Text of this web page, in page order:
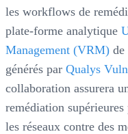
les workflows de
plate-forme analytique
Management (VRM) de
générés par Qualys
collaboration assurera
remédiation
les réseaux contre des